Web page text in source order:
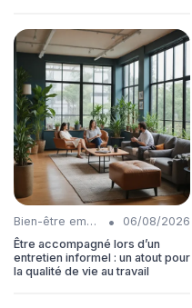
Bien-être employés •
06/08/2026
Être accompagné lors d’un
entretien informel : un atout pour
la qualité de vie au travail